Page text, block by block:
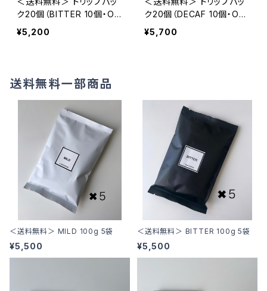
ク20個（BITTER 10個・OR
GANIC 10個）
¥5,200
ク20個（DECAF 10個・OR
GANIC 10個）
¥5,700
送料無料一部商品
＜送料無料＞ MILD 100g 5袋
¥5,500
＜送料無料＞ BITTER 100g 5袋
¥5,500